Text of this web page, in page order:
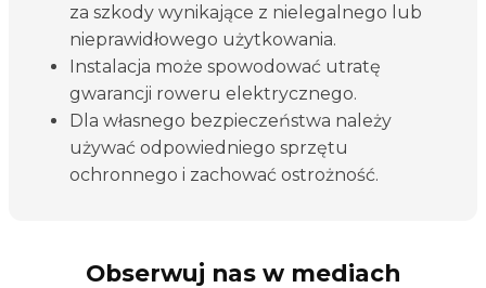
za szkody wynikające z nielegalnego lub
nieprawidłowego użytkowania.
Instalacja może spowodować utratę
gwarancji roweru elektrycznego.
Dla własnego bezpieczeństwa należy
używać odpowiedniego sprzętu
ochronnego i zachować ostrożność.
Obserwuj nas w mediach